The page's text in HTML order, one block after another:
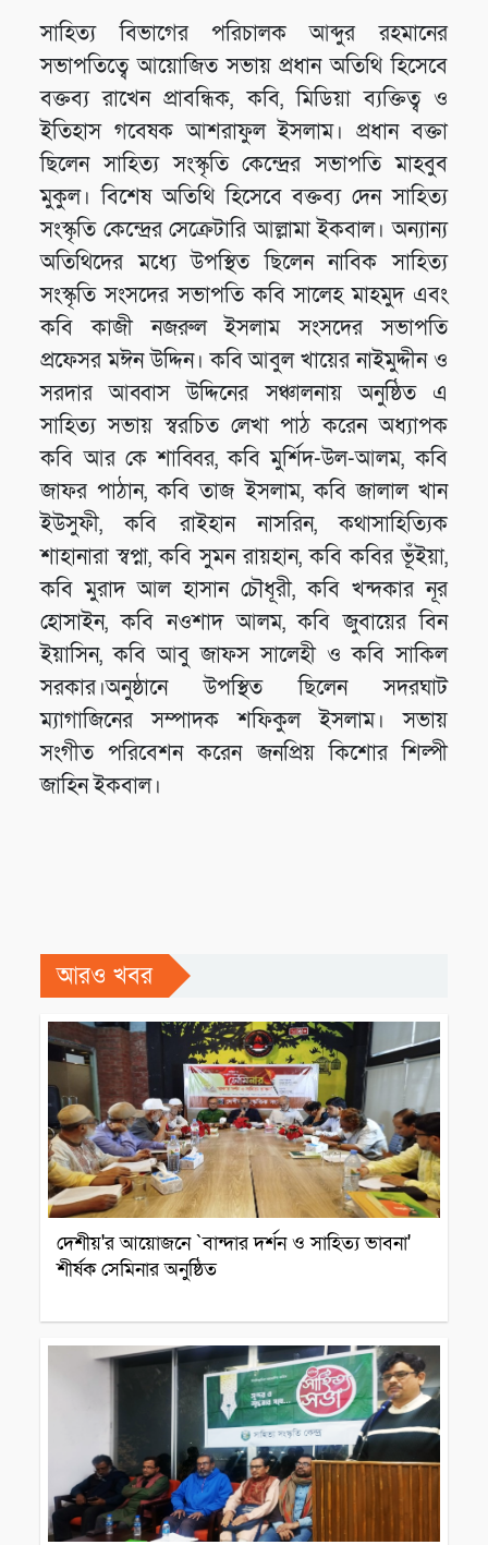
সাহিত্য বিভাগের পরিচালক আব্দুর রহমানের
সভাপতিত্বে আয়োজিত সভায় প্রধান অতিথি হিসেবে
বক্তব্য রাখেন প্রাবন্ধিক, কবি, মিডিয়া ব্যক্তিত্ব ও
ইতিহাস গবেষক আশরাফুল ইসলাম। প্রধান বক্তা
ছিলেন সাহিত্য সংস্কৃতি কেন্দ্রের সভাপতি মাহবুব
মুকুল। বিশেষ অতিথি হিসেবে বক্তব্য দেন সাহিত্য
সংস্কৃতি কেন্দ্রের সেক্রেটারি আল্লামা ইকবাল। অন্যান্য
অতিথিদের মধ্যে উপস্থিত ছিলেন নাবিক সাহিত্য
সংস্কৃতি সংসদের সভাপতি কবি সালেহ মাহমুদ এবং
কবি কাজী নজরুল ইসলাম সংসদের সভাপতি
প্রফেসর মঈন উদ্দিন। কবি আবুল খায়ের নাইমুদ্দীন ও
সরদার আব্বাস উদ্দিনের সঞ্চালনায় অনুষ্ঠিত এ
সাহিত্য সভায় স্বরচিত লেখা পাঠ করেন অধ্যাপক
কবি আর কে শাব্বির, কবি মুর্শিদ-উল-আলম, কবি
জাফর পাঠান, কবি তাজ ইসলাম, কবি জালাল খান
ইউসুফী, কবি রাইহান নাসরিন, কথাসাহিত্যিক
শাহানারা স্বপ্না, কবি সুমন রায়হান, কবি কবির ভূঁইয়া,
কবি মুরাদ আল হাসান চৌধূরী, কবি খন্দকার নূর
হোসাইন, কবি নওশাদ আলম, কবি জুবায়ের বিন
ইয়াসিন, কবি আবু জাফস সালেহী ও কবি সাকিল
সরকার।অনুষ্ঠানে উপস্থিত ছিলেন সদরঘাট
ম্যাগাজিনের সম্পাদক শফিকুল ইসলাম। সভায়
সংগীত পরিবেশন করেন জনপ্রিয় কিশোর শিল্পী
জাহিন ইকবাল।
আরও খবর
দেশীয়'র আয়োজনে `বান্দার দর্শন ও সাহিত্য ভাবনা'
শীর্ষক সেমিনার অনুষ্ঠিত
সাহিত্য আসর